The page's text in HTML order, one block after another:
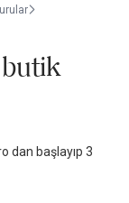
dan başlayıp 3